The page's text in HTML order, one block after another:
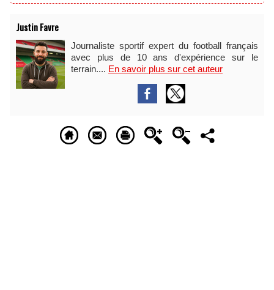
Justin Favre
Journaliste sportif expert du football français
avec plus de 10 ans d'expérience sur le
terrain.... En savoir plus sur cet auteur